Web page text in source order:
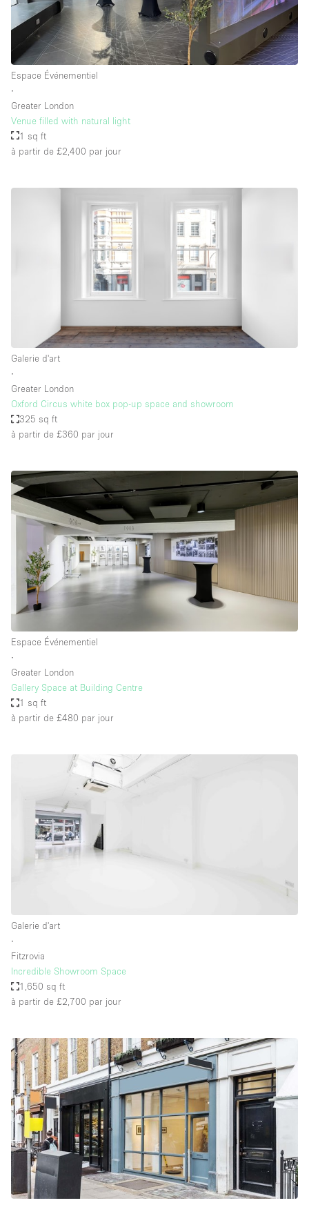
Espace Événementiel
∙
Greater London
Venue filled with natural light
1 sq ft
à partir de £2,400 par jour
Galerie d'art
∙
Greater London
Oxford Circus white box pop-up space and showroom
325 sq ft
à partir de £360 par jour
Espace Événementiel
∙
Greater London
Gallery Space at Building Centre
1 sq ft
à partir de £480 par jour
Galerie d'art
∙
Fitzrovia
Incredible Showroom Space
1,650 sq ft
à partir de £2,700 par jour